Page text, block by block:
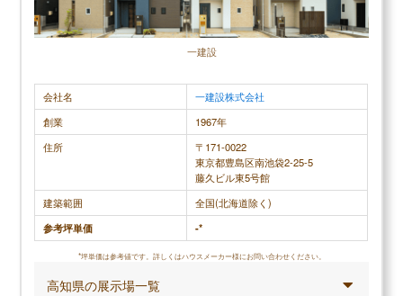
＼住友林業の口コミ評判／
口コミ評判平均 4.3 (3件)
1番良かったのは、営業さんとの出会いです。凄く
知識の豊富な方で、こちらの希望と実際に可能なの
か？とか、無理な場合は代替案などを提案してくだ
さったり、とても親身に対応していただけました。
なので、設計はほぼこちらの思い通りが叶ったと思
っています。 工事が始まり、何回か現場に差し入れ
前から気に
ルを見て参
をチェック
がじっくり
一建設
会社名
一建設株式会社
創業
1967年
住所
〒171-0022
東京都豊島区南池袋2-25-5
藤久ビル東5号館
建築範囲
全国(北海道除く)
参考坪単価
-*
*坪単価は参考値です。詳しくはハウスメーカー様にお問い合わせください。
高知県の展示場一覧